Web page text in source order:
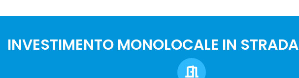
INVESTIMENTO MONOLOCALE IN